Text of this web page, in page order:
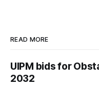
READ MORE
UIPM bids for
2032